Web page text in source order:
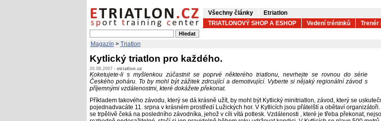
Všechny články
Etriatlon
TRIATLONOVÝ SHOP A ESHOP
Vedení tréninků Trenér
Magazín > Triatlon
Kytlický triatlon pro každého.
20.08.2007 - etriatlon.cz
Koketujete-li s myšlenkou zúčastnit se poprvé některého triatlonu, nevrhejte se rovnou do série
Českého poháru. To by mohl být zážitek zdrcující a demotivující. Vyberte si nějaký regionální závod s
příjemnými vzdálenostmi, které dokážete překonat.
Příkladem takového závodu, který se dá krásně užít, by mohl být Kytlický minitriatlon, závod, který se
pojednadvacáte 11. srpna v krásném prostředí Lužických hor. V Kytlicích jsou přátelští a obětaví organizátoři.
se trpělivě čeká na posledního závodníka, jehož v cíli vítá potlesk. Vzdálenosti , které je třeba překonat,